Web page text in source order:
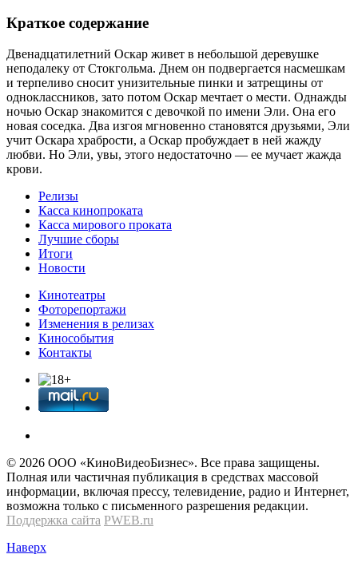
Краткое содержание
Двенадцатилетний Оскар живет в небольшой деревушке
неподалеку от Стокгольма. Днем он подвергается насмешкам
и терпеливо сносит унизительные пинки и затрещины от
одноклассников, зато потом Оскар мечтает о мести. Однажды
ночью Оскар знакомится с девочкой по имени Эли. Она его
новая соседка. Два изгоя мгновенно становятся друзьями, Эли
учит Оскара храбрости, а Оскар пробуждает в ней жажду
любви. Но Эли, увы, этого недостаточно — ее мучает жажда
крови.
Релизы
Касса кинопроката
Касса мирового проката
Лучшие сборы
Итоги
Новости
Кинотеатры
Фоторепортажи
Изменения в релизах
Кинособытия
Контакты
© 2026 OOО «КиноВидеоБизнес». Все права защищены.
Полная или частичная публикация в средствах массовой
информации, включая прессу, телевидение, радио и Интернет,
возможна только с письменного разрешения редакции.
Поддержка сайта PWEB.ru
Наверх